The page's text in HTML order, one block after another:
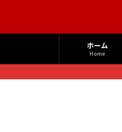
へ
ス
ョ
ン
ホーム
Home